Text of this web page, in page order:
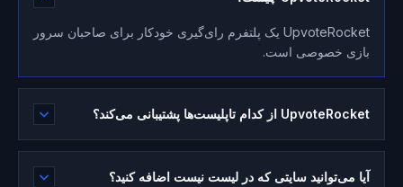
UpvoteRocket یک پلتفرم رای‌گیری خودکار برای صاحبان سرور
بازی خصوصی است.
UpvoteRocket از کدام تاپلیست‌ها پشتیبانی می‌کند؟
آیا می‌توانید سایتی که در لیست نیست اضافه کنید؟